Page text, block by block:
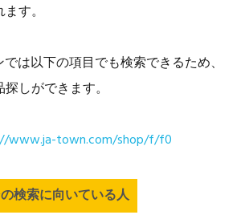
す。
は以下の項目でも検索できるため、
しができます。
www.ja-town.com/shop/f/f0
検索に向いている人